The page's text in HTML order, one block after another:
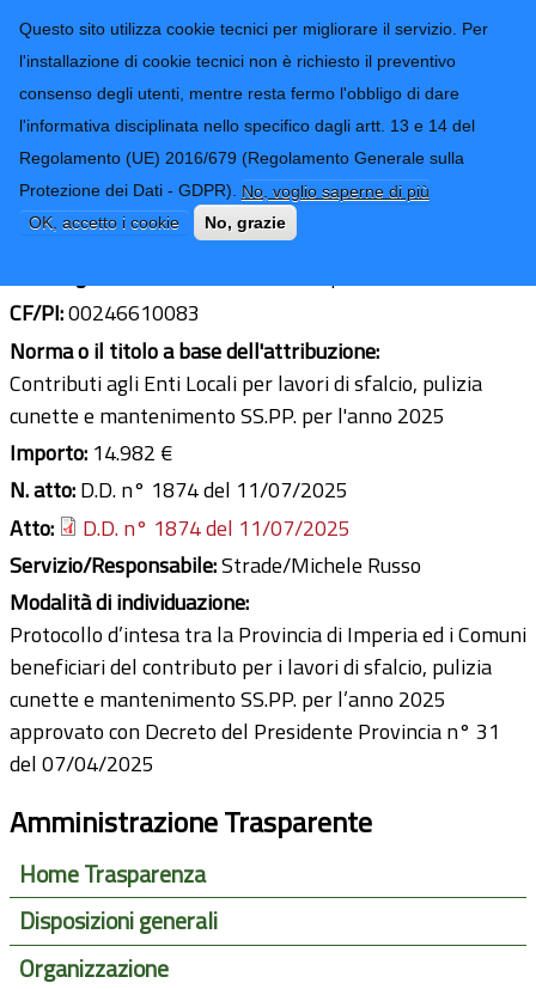
Questo sito utilizza cookie tecnici per migliorare il servizio. Per
l'installazione di cookie tecnici non è richiesto il preventivo
consenso degli utenti, mentre resta fermo l'obbligo di dare
l'informativa disciplinata nello specifico dagli artt. 13 e 14 del
Regolamento (UE) 2016/679 (Regolamento Generale sulla
Protezione dei Dati - GDPR). No, voglio saperne di più
OK, accetto i cookie
No, grazie
Provincia di
Imperia
CONTATTI-URP
TRASPARENZA
Form di ricerca
Comune di Apricale
Ultimo aggiornamento: 24/07/2025 - 08:26
CF/PI:00246610083
Norma o il titolo a base dell'attribuzione:
Contributi agli Enti Locali per lavori di sfalcio, pulizia
cunette e mantenimento SS.PP. per l'anno 2025
Importo: 14.982 €
N. atto:D.D. n° 1874 del 11/07/2025
Atto:
D.D. n° 1874 del 11/07/2025
Servizio/Responsabile:Strade/Michele Russo
Modalità di individuazione:
Protocollo d’intesa tra la Provincia di Imperia ed i Comuni
beneficiari del contributo per i lavori di sfalcio, pulizia
cunette e mantenimento SS.PP. per l’anno 2025
approvato con Decreto del Presidente Provincia n° 31
del 07/04/2025
Amministrazione Trasparente
Home Trasparenza
Disposizioni generali
Organizzazione